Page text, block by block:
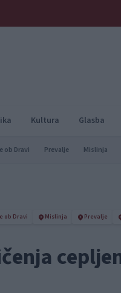
Kultura Glasba
ob Dravi Prevalje Mislinja
ob Dravi Mislinja Prevalje